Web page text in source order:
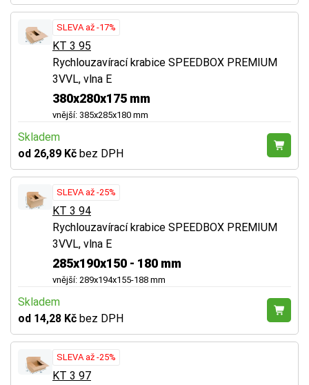
SLEVA až -17%
KT 3 95
Rychlouzavírací krabice SPEEDBOX PREMIUM
3VVL, vlna E
380x280x175 mm
vnější: 385x285x180 mm
Skladem
od 26,89 Kč bez DPH
SLEVA až -25%
KT 3 94
Rychlouzavírací krabice SPEEDBOX PREMIUM
3VVL, vlna E
285x190x150 - 180 mm
vnější: 289x194x155-188 mm
Skladem
od 14,28 Kč bez DPH
SLEVA až -25%
KT 3 97